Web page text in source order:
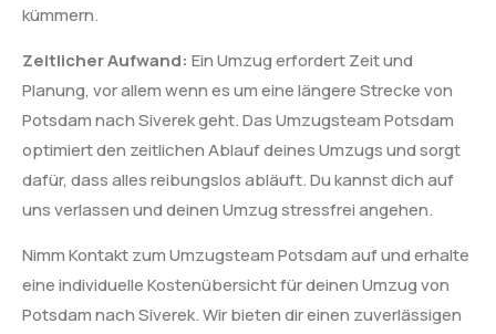
kümmern.
Zeitlicher Aufwand: Ein Umzug erfordert Zeit und
Planung, vor allem wenn es um eine längere Strecke von
Potsdam nach Siverek geht. Das Umzugsteam Potsdam
optimiert den zeitlichen Ablauf deines Umzugs und sorgt
dafür, dass alles reibungslos abläuft. Du kannst dich auf
uns verlassen und deinen Umzug stressfrei angehen.
Nimm Kontakt zum Umzugsteam Potsdam auf und erhalte
eine individuelle Kostenübersicht für deinen Umzug von
Potsdam nach Siverek. Wir bieten dir einen zuverlässigen